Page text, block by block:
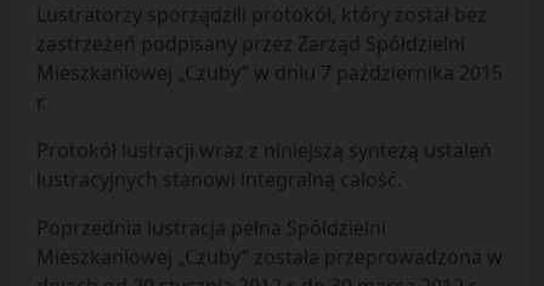
Lustratorzy sporządzili protokół, który został bez
zastrzeżeń podpisany przez Zarząd Spółdzielni
Mieszkaniowej „Czuby” w dniu 7 października 2015
r.
Protokół lustracji wraz z niniejszą syntezą ustaleń
lustracyjnych stanowi integralną całość.
Poprzednia lustracja pełna Spółdzielni
Mieszkaniowej „Czuby” została przeprowadzona w